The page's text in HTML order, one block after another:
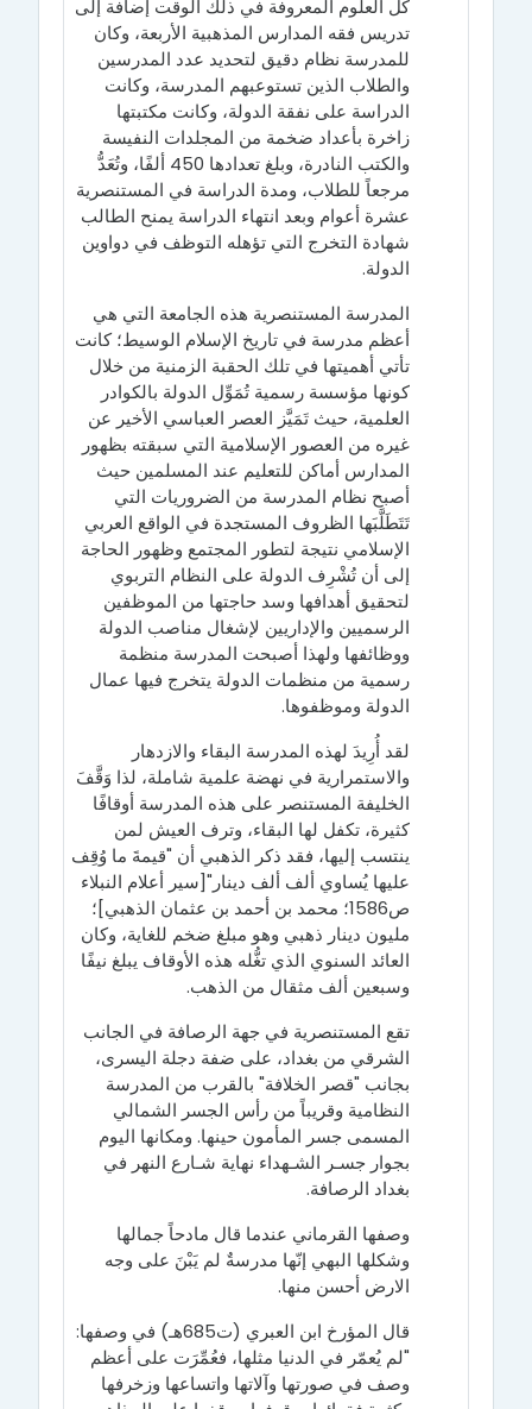
كل العلوم المعروفة في ذلك الوقت إضافة إلى
تدريس فقه المدارس المذهبية الأربعة، وكان
للمدرسة نظام دقيق لتحديد عدد المدرسين
والطلاب الذين تستوعبهم المدرسة، وكانت
الدراسة على نفقة الدولة، وكانت مكتبتها
زاخرة بأعداد ضخمة من المجلدات النفيسة
والكتب النادرة، وبلغ تعدادها 450 ألفًا، وتُعَدُّ
مرجعاً للطلاب، ومدة الدراسة في المستنصرية
عشرة أعوام وبعد انتهاء الدراسة يمنح الطالب
شهادة التخرج التي تؤهله التوظف في دواوين
الدولة.
المدرسة المستنصرية هذه الجامعة التي هي
أعظم مدرسة في تاريخ الإسلام الوسيط؛ كانت
تأتي أهميتها في تلك الحقبة الزمنية من خلال
كونها مؤسسة رسمية تُمَوِّل الدولة بالكوادر
العلمية، حيث تَمَيَّز العصر العباسي الأخير عن
غيره من العصور الإسلامية التي سبقته بظهور
المدارس أماكن للتعليم عند المسلمين حيث
أصبح نظام المدرسة من الضروريات التي
تَتَطَلَّبَها الظروف المستجدة في الواقع العربي
الإسلامي نتيجة لتطور المجتمع وظهور الحاجة
إلى أن تُشْرِف الدولة على النظام التربوي
لتحقيق أهدافها وسد حاجتها من الموظفين
الرسميين والإداريين لإشغال مناصب الدولة
ووظائفها ولهذا أصبحت المدرسة منظمة
رسمية من منظمات الدولة يتخرج فيها عمال
الدولة وموظفوها.
لقد أُرِيدَ لهذه المدرسة البقاء والازدهار
والاستمرارية في نهضة علمية شاملة، لذا وَقَّفَ
الخليفة المستنصر على هذه المدرسة أوقافًا
كثيرة، تكفل لها البقاء، وترف العيش لمن
ينتسب إليها، فقد ذكر الذهبي أن "قيمةَ ما وُقِف
عليها يُساوي ألف ألف دينار"[سير أعلام النبلاء
ص1586؛ محمد بن أحمد بن عثمان الذهبي]؛
مليون دينار ذهبي وهو مبلغ ضخم للغاية، وكان
العائد السنوي الذي تغُّله هذه الأوقاف يبلغ نيفًا
وسبعين ألف مثقال من الذهب.
تقع المستنصرية في جهة الرصافة في الجانب
الشرقي من بغداد، على ضفة دجلة اليسرى،
بجانب "قصر الخلافة" بالقرب من المدرسة
النظامية وقريباً من رأس الجسر الشمالي
المسمى جسر المأمون حينها. ومكانها اليوم
بجوار جسـر الشـهداء نهاية شـارع النهر في
بغداد الرصافة.
وصفها القرماني عندما قال مادحاً جمالها
وشكلها البهي إنّها مدرسةٌ لم يَبْنَ على وجه
الارض أحسن منها.
قال المؤرخ ابن العبري (ت685هـ) في وصفها:
"لم يُعمّر في الدنيا مثلها، فعُمِّرَت على أعظم
وصف في صورتها وآلاتها واتساعها وزخرفها